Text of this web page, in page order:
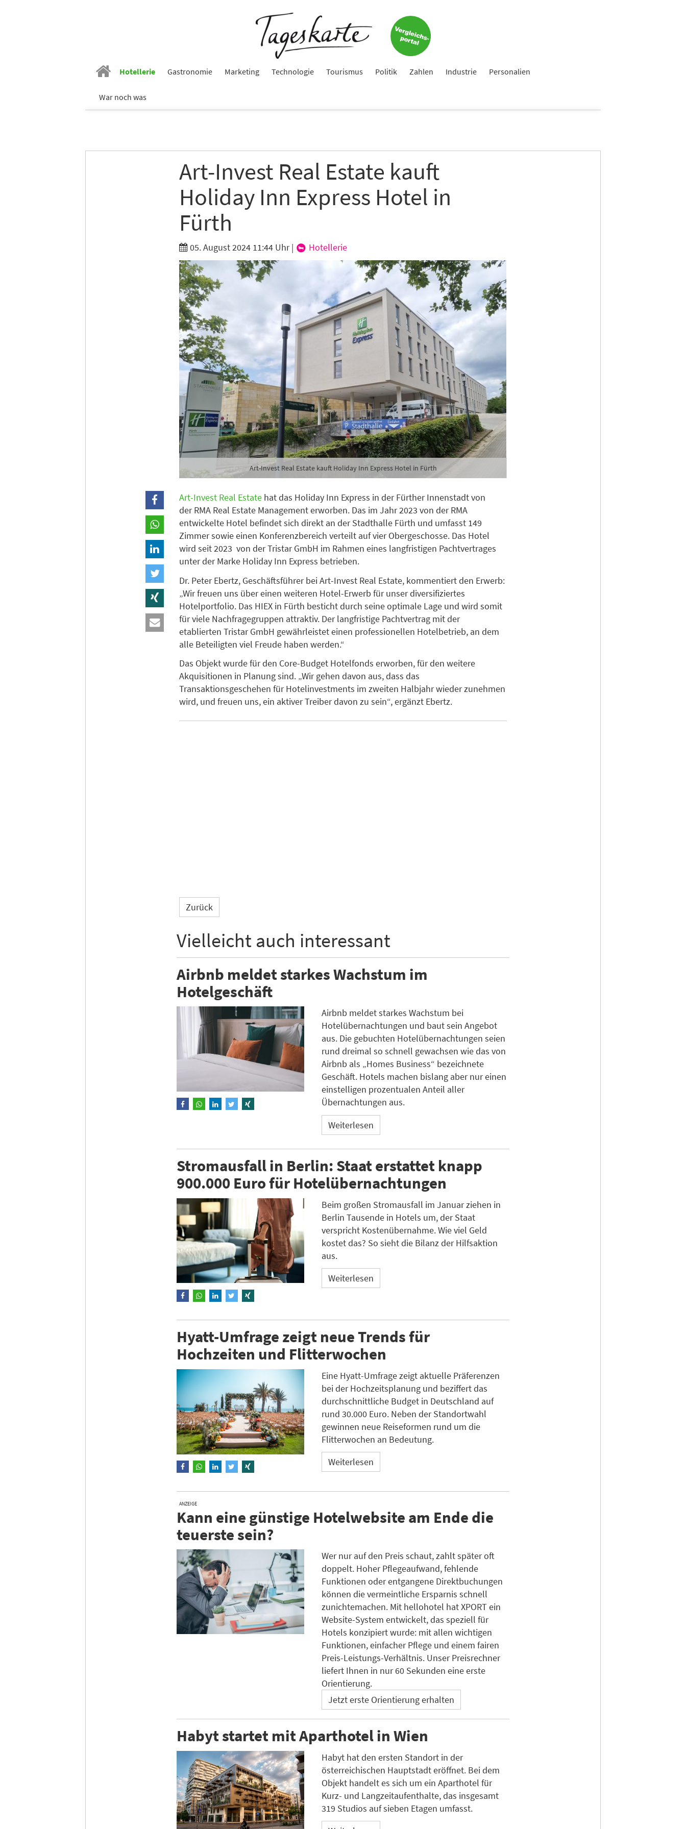
Hotellerie Gastronomie Marketing Technologie Tourismus Politik Zahlen Industrie Personalien
War noch was
Art-Invest Real Estate kauft
Holiday Inn Express Hotel in
Fürth
05. August 2024 11:44 Uhr| Hotellerie
Art-Invest Real Estate kauft Holiday Inn Express Hotel in Fürth
Art-Invest Real Estate hat das Holiday Inn Express in der Fürther Innenstadt von
der RMA Real Estate Management erworben. Das im Jahr 2023 von der RMA
entwickelte Hotel befindet sich direkt an der Stadthalle Fürth und umfasst 149
Zimmer sowie einen Konferenzbereich verteilt auf vier Obergeschosse. Das Hotel
wird seit 2023 von der Tristar GmbH im Rahmen eines langfristigen Pachtvertrages
unter der Marke Holiday Inn Express betrieben.
Dr. Peter Ebertz, Geschäftsführer bei Art-Invest Real Estate, kommentiert den Erwerb:
„Wir freuen uns über einen weiteren Hotel-Erwerb für unser diversifiziertes
Hotelportfolio. Das HIEX in Fürth besticht durch seine optimale Lage und wird somit
für viele Nachfragegruppen attraktiv. Der langfristige Pachtvertrag mit der
etablierten Tristar GmbH gewährleistet einen professionellen Hotelbetrieb, an dem
alle Beteiligten viel Freude haben werden.“
Das Objekt wurde für den Core-Budget Hotelfonds erworben, für den weitere
Akquisitionen in Planung sind. „Wir gehen davon aus, dass das
Transaktionsgeschehen für Hotelinvestments im zweiten Halbjahr wieder zunehmen
wird, und freuen uns, ein aktiver Treiber davon zu sein“, ergänzt Ebertz.
Zurück
Vielleicht auch interessant
Airbnb meldet starkes Wachstum im
Hotelgeschäft
Airbnb meldet starkes Wachstum bei
Hotelübernachtungen und baut sein Angebot
aus. Die gebuchten Hotelübernachtungen seien
rund dreimal so schnell gewachsen wie das von
Airbnb als „Homes Business“ bezeichnete
Geschäft. Hotels machen bislang aber nur einen
einstelligen prozentualen Anteil aller
Übernachtungen aus.
Weiterlesen
Stromausfall in Berlin: Staat erstattet knapp
900.000 Euro für Hotelübernachtungen
Beim großen Stromausfall im Januar ziehen in
Berlin Tausende in Hotels um, der Staat
verspricht Kostenübernahme. Wie viel Geld
kostet das? So sieht die Bilanz der Hilfsaktion
aus.
Weiterlesen
Hyatt-Umfrage zeigt neue Trends für
Hochzeiten und Flitterwochen
Eine Hyatt-Umfrage zeigt aktuelle Präferenzen
bei der Hochzeitsplanung und beziffert das
durchschnittliche Budget in Deutschland auf
rund 30.000 Euro. Neben der Standortwahl
gewinnen neue Reiseformen rund um die
Flitterwochen an Bedeutung.
Weiterlesen
ANZEIGE
Kann eine günstige Hotelwebsite am Ende die
teuerste sein?
Wer nur auf den Preis schaut, zahlt später oft
doppelt. Hoher Pflegeaufwand, fehlende
Funktionen oder entgangene Direktbuchungen
können die vermeintliche Ersparnis schnell
zunichtemachen. Mit hellohotel hat XPORT ein
Website-System entwickelt, das speziell für
Hotels konzipiert wurde: mit allen wichtigen
Funktionen, einfacher Pflege und einem fairen
Preis-Leistungs-Verhältnis. Unser Preisrechner
liefert Ihnen in nur 60 Sekunden eine erste
Orientierung.
Jetzt erste Orientierung erhalten
Habyt startet mit Aparthotel in Wien
Habyt hat den ersten Standort in der
österreichischen Hauptstadt eröffnet. Bei dem
Objekt handelt es sich um ein Aparthotel für
Kurz- und Langzeitaufenthalte, das insgesamt
319 Studios auf sieben Etagen umfasst.